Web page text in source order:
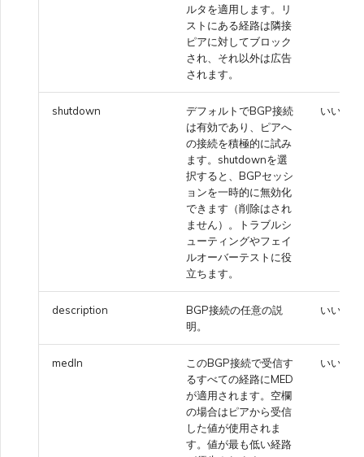
ルタを適用します。リ
ストにある経路は隣接
ピアに対してブロック
され、それ以外は広告
されます。
shutdown
デフォルトでBGP接続
は有効であり、ピアへ
の接続を積極的に試み
ます。shutdownを選
択すると、BGPセッシ
ョンを一時的に無効化
できます（削除はされ
ません）。トラブルシ
ューティングやフェイ
ルオーバーテストに役
立ちます。
いいえ
description
BGP接続の任意の説
明。
いいえ
medIn
このBGP接続で受信す
るすべての経路にMED
が適用されます。空欄
の場合はピアから受信
した値が使用されま
す。値が最も低い経路
いいえ